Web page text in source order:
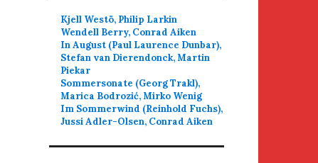
Kjell Westö, Philip Larkin
Wendell Berry, Conrad Aiken
In August (Paul Laurence Dunbar),
Stefan van Dierendonck, Martin
Piekar
Sommersonate (Georg Trakl),
Marica Bodrozić, Mirko Wenig
Im Sommerwind (Reinhold Fuchs),
Jussi Adler-Olsen, Conrad Aiken